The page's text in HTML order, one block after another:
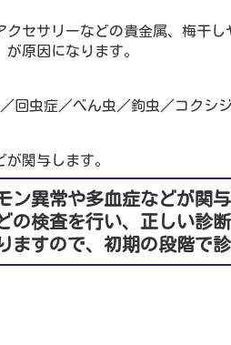
セサリーなどの貴金属、梅干
原因になります。
回虫症／べん虫／鉤虫／コクシ
関与します。
異常や多血症などが関
検査を行い、正しい診
ますので、初期の段階で